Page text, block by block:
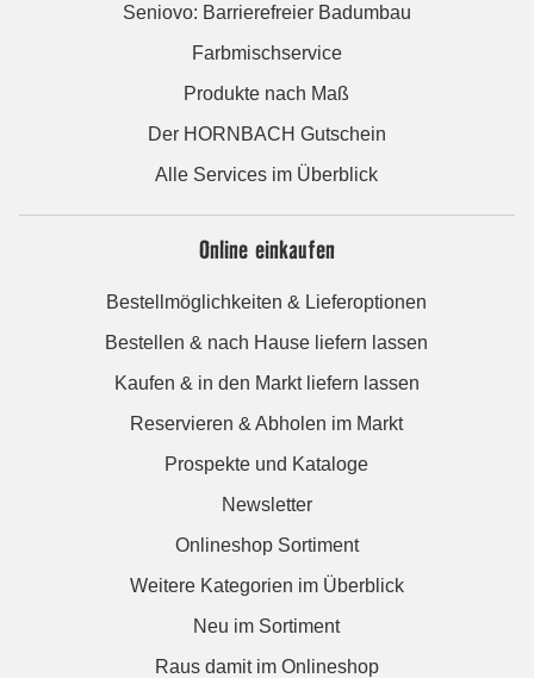
Seniovo: Barrierefreier Badumbau
Farbmischservice
Produkte nach Maß
Der HORNBACH Gutschein
Alle Services im Überblick
Online einkaufen
Bestellmöglichkeiten & Lieferoptionen
Bestellen & nach Hause liefern lassen
Kaufen & in den Markt liefern lassen
Reservieren & Abholen im Markt
Prospekte und Kataloge
Newsletter
Onlineshop Sortiment
Weitere Kategorien im Überblick
Neu im Sortiment
Raus damit im Onlineshop